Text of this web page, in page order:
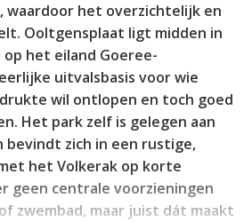
waardoor het overzichtelijk en
Ooltgensplaat ligt midden in
op het eiland Goeree-
uitvalsbasis voor wie
wil ontlopen en toch goed
Het park zelf is gelegen aan
bevindt zich in een rustige,
het Volkerak op korte
geen centrale voorzieningen
zwembad, maar juist dát maakt